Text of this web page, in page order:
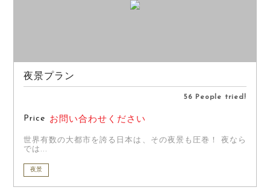
夜景プラン
56 People tried!
Price お問い合わせください
世界有数の大都市を誇る日本は、その夜景も圧巻！ 夜なら
では...
夜景